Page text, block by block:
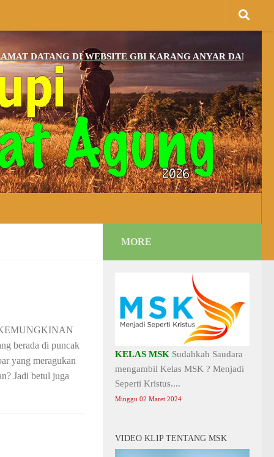
DI WEBSITE GBI KARANG ANYAR DAN BAGI
berada di puncak
yang meragukan
Jadi betul juga
MORE
KELAS MSK Sudahkah Saudara
mengambil Kelas MSK ? Menjadi
Seperti Kristus....
Minggu 02 Maret 2024
VIDEO KLIP TENTANG MSK